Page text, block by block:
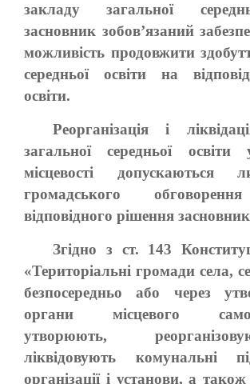
закладу загальної
засновник зобов’язаний
можливість продовжити
середньої освіти на
освіти.
Реорганізація і
загальної середньої освіти
місцевості допускаються
громадського
відповідного рішення
Згідно з ст. 143
«Територіальні громади села,
безпосередньо або через
органи місцевого
утворюють,
ліквідовують комунальні
організації і установи, а